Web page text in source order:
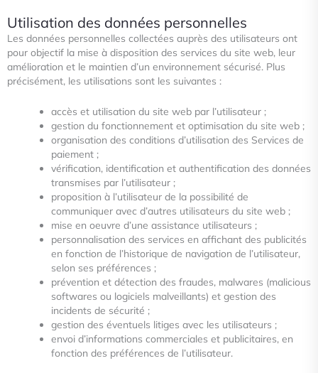
Utilisation des données personnelles
Les données personnelles collectées auprès des utilisateurs ont
pour objectif la mise à disposition des services du site web, leur
amélioration et le maintien d’un environnement sécurisé. Plus
précisément, les utilisations sont les suivantes :
accès et utilisation du site web par l’utilisateur ;
gestion du fonctionnement et optimisation du site web ;
organisation des conditions d’utilisation des Services de
paiement ;
vérification, identification et authentification des données
transmises par l’utilisateur ;
proposition à l’utilisateur de la possibilité de
communiquer avec d’autres utilisateurs du site web ;
mise en oeuvre d’une assistance utilisateurs ;
personnalisation des services en affichant des publicités
en fonction de l’historique de navigation de l’utilisateur,
selon ses préférences ;
prévention et détection des fraudes, malwares (malicious
softwares ou logiciels malveillants) et gestion des
incidents de sécurité ;
gestion des éventuels litiges avec les utilisateurs ;
envoi d’informations commerciales et publicitaires, en
fonction des préférences de l’utilisateur.